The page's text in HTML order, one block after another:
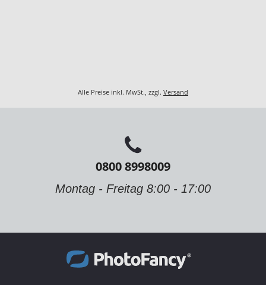
Alle Preise inkl. MwSt., zzgl. Versand
0800 8998009
Montag - Freitag 8:00 - 17:00